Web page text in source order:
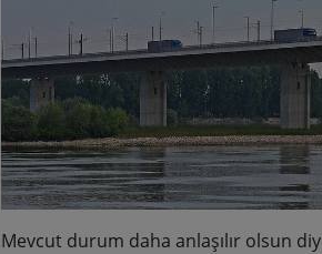
Mevcut durum daha anlaşılır olsun